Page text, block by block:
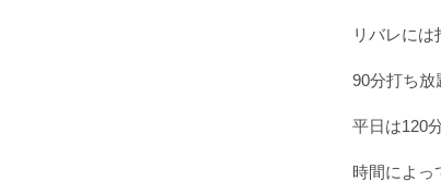
リバレには
90分打ち放
平日は120
時間によっ